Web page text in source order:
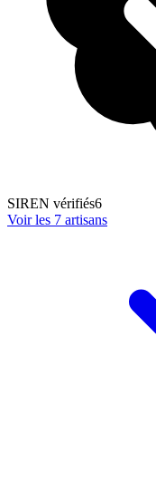
SIREN vérifiés6
Voir les 7 artisans